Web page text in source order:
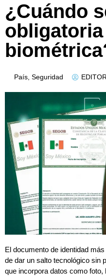
¿Cuándo
obligatoria
País Seguridad
El documento de identidad
de dar un salto tecnológico sin
que incorpora datos como foto,